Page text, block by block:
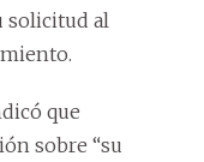
solicitud al
que
sobre “su